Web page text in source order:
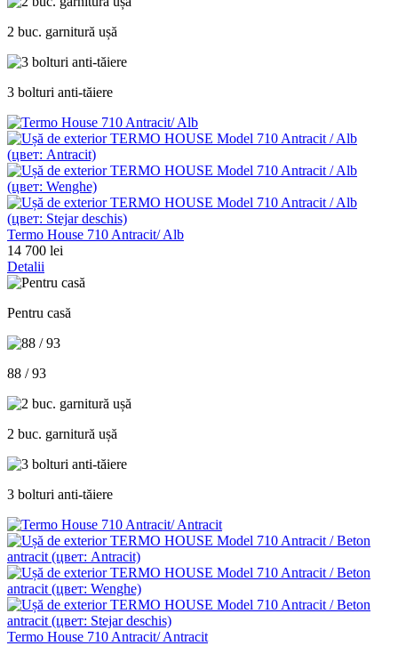
2 buc. garnitură ușă
3 bolturi anti-tăiere
Termo House 710 Antracit/ Alb
14 700 lei
Detalii
Pentru casă
88 / 93
2 buc. garnitură ușă
3 bolturi anti-tăiere
Termo House 710 Antracit/ Antracit